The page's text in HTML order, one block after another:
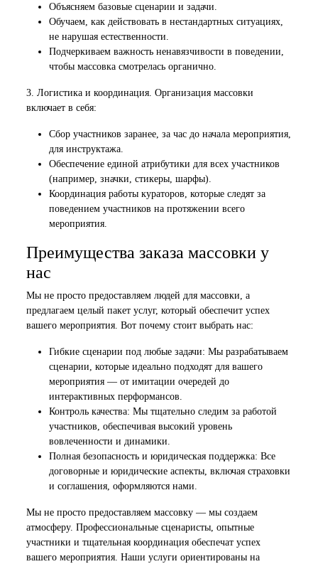
Объясняем базовые сценарии и задачи.
Обучаем, как действовать в нестандартных ситуациях,
не нарушая естественности.
Подчеркиваем важность ненавязчивости в поведении,
чтобы массовка смотрелась органично.
3. Логистика и координация. Организация массовки
включает в себя:
Сбор участников заранее, за час до начала мероприятия,
для инструктажа.
Обеспечение единой атрибутики для всех участников
(например, значки, стикеры, шарфы).
Координация работы кураторов, которые следят за
поведением участников на протяжении всего
мероприятия.
Преимущества заказа массовки у
нас
Мы не просто предоставляем людей для массовки, а
предлагаем целый пакет услуг, который обеспечит успех
вашего мероприятия. Вот почему стоит выбрать нас:
Гибкие сценарии под любые задачи: Мы разрабатываем
сценарии, которые идеально подходят для вашего
мероприятия — от имитации очередей до
интерактивных перформансов.
Контроль качества: Мы тщательно следим за работой
участников, обеспечивая высокий уровень
вовлеченности и динамики.
Полная безопасность и юридическая поддержка: Все
договорные и юридические аспекты, включая страховки
и соглашения, оформляются нами.
Мы не просто предоставляем массовку — мы создаем
атмосферу. Профессиональные сценаристы, опытные
участники и тщательная координация обеспечат успех
вашего мероприятия. Наши услуги ориентированы на